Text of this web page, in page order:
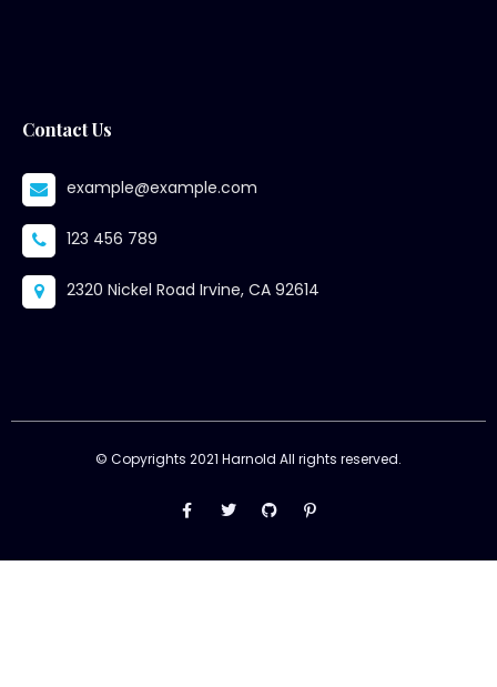
Contact Us
example@example.com
123 456 789
2320 Nickel Road Irvine, CA 92614
© Copyrights 2021 Harnold All rights reserved.